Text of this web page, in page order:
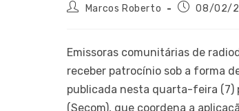
Marcos Roberto 08/02/
Emissoras comunitárias de
receber patrocínio sob a forma
publicada nesta quarta-feira (7)
(Secom), que coordena a